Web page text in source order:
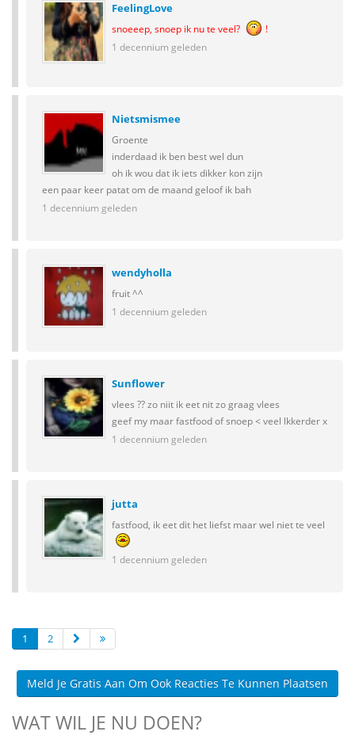
FeelingLove
snoeeep, snoep ik nu te veel?
!
1 decennium geleden
Nietsmismee
Groente
inderdaad ik ben best wel dun
oh ik wou dat ik iets dikker kon zijn
een paar keer patat om de maand geloof ik bah
1 decennium geleden
wendyholla
fruit ^^
1 decennium geleden
Sunflower
vlees ?? zo niit ik eet nit zo graag vlees
geef my maar fastfood of snoep < veel lkkerder x
1 decennium geleden
jutta
fastfood, ik eet dit het liefst maar wel niet te veel
1 decennium geleden
1 2
Meld Je Gratis Aan Om Ook Reacties Te Kunnen Plaatsen
WAT WIL JE NU DOEN?